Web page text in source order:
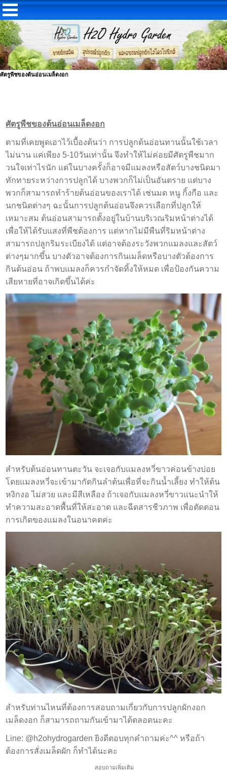
ศัตรูพืชของต้นอ่อนเมล็ดงอก
ศัตรูพืชของต้นอ่อนเมล็ดงอก
ตามที่เคยพูดเอาไว้เบื้องต้นว่า การปลูกต้นอ่อนทานนั้นใช้เวลา
ไม่นาน แค่เพียง 5-10วันเท่านั้น จึงทำให้ไม่ค่อยมีศัตรูพืชมาก
วนใจเท่าไรนัก แต่ในบางครั้งก็อาจมีแมลงหรือสัตว์บางชนิดมา
ทักทายระหว่างการปลูกได้ บางพวกก็ไม่เป็นอันตราย แต่บาง
พวกก็สามารถทำร้ายต้นอ่อนของเราได้ เช่นมด หนู กิ้งกือ และ
นกชนิดต่างๆ ฉะนั้นการปลูกต้นอ่อนจึงควรเลือกที่ปลูกให้
เหมาะสม ต้นอ่อนสามารถตั้งอยู่ในบ้านบริเวณริมหน้าต่างได้
เพื่อให้ได้รับแสงที่พืชต้องการ แต่หากไม่มีพืนที่ริมหน้าต่าง
สามารถปลูกริมระเบียงได้ แต่อาจต้องระวังพวกแมลงและสัตว์
ต่างๆมากขึ้น บางตัวอาจต้องการกินเมล็ดหรือบางตัวต้องการ
กินต้นอ่อน ถ้าพบแมลงก็ควรกำจัดทิ้งให้หมด เพื่อป้องกันความ
เสียหายที่อาจเกิดขึ้นได้ค่ะ
สำหรับต้นอ่อนทานตะวัน จะเจอกับแมลงหวี่ขาวค่อนข้างบ่อย
โดยแมลงหวี่จะเข้ามากัดกินลำต้นเพื่อที่จะกินน้ำเลี้ยง ทำให้ต้น
หงิกงอ ไม่สวย และมีสีเหลือง ถ้าเจอกับแมลงหวี่ขาวแนะนำให้
ทำความสะอาดพื้นที่ให้สะอาด และฉีดสารชีวภาพ เพื่อตัดตอน
การเกิดของแมลงในอนาคตค่ะ
สำหรับท่านไหนที่ต้องการสอบถามเกี่ยวกับการปลูกผักงอก
เมล็ดงอก ก็สามารถถามกันเข้ามาได้ตลอดนะคะ
Line: @h2ohydrogarden ยิงดีตอบทุกคำถามค่ะ^^ หรือถ้า
ต้องการสั่งเมล็ดผัก ก็ทำได้นะคะ
สอบถามเพิ่มเติม